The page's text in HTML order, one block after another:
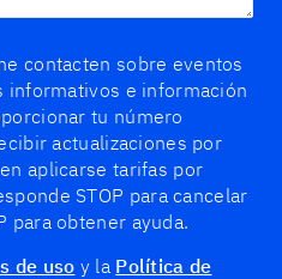
contacten sobre eventos
informativos e información
tu número
actualizaciones por
aplicarse tarifas por
STOP para cancelar
para obtener ayuda.
de uso y la Política de